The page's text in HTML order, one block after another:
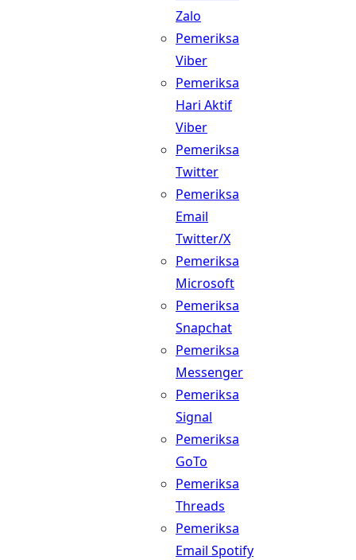
Zalo
Pemeriksa
Viber
Pemeriksa
Hari Aktif
Viber
Pemeriksa
Twitter
Pemeriksa
Email
Twitter/X
Pemeriksa
Microsoft
Pemeriksa
Snapchat
Pemeriksa
Messenger
Pemeriksa
Signal
Pemeriksa
GoTo
Pemeriksa
Threads
Pemeriksa
Email Spotify